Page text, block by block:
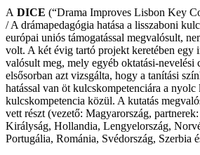
A DICE (“Drama Improves Lisbon Key
/ A drámapedagógia hatása a lisszaboni
európai uniós támogatással megvalósult,
volt. A két évig tartó projekt keretében egy
valósult meg, mely egyéb oktatási-nevelési
elsősorban azt vizsgálta, hogy a tanítási
hatással van öt kulcskompetenciára a nyolc
kulcskompetencia közül. A kutatás
vett részt (vezető: Magyarország,
Királyság, Hollandia, Lengyelország,
Portugália, Románia, Svédország, Szerbia